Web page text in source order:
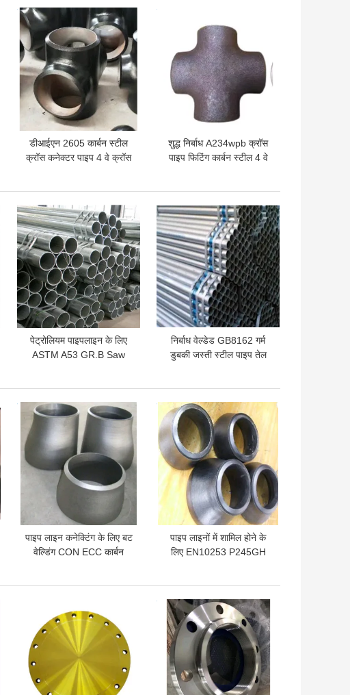
डीआईएन 2605 कार्बन स्टील
क्रॉस कनेक्टर पाइप 4 वे क्रॉस
सबसे अच्छी कीमत
शुद्ध निर्बाध A234wpb क्रॉस
पाइप फिटिंग कार्बन स्टील 4 वे
पेट्रोलियम पाइपलाइन के लिए
ASTM A53 GR.B Saw
सबसे अच्छी कीमत
निर्बाध वेल्डेड GB8162 गर्म
डुबकी जस्ती स्टील पाइप तेल
सबसे अच्छी कीमत
पाइप लाइन कनेक्टिंग के लिए बट
वेल्डिंग CON ECC कार्बन
सबसे अच्छी कीमत
पाइप लाइनों में शामिल होने के
लिए EN10253 P245GH
सबसे अच्छी कीमत
सबसे अच्छी कीमत